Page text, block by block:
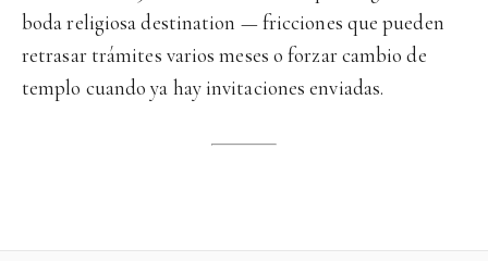
boda religiosa destination — fricciones que pueden
retrasar trámites varios meses o forzar cambio de
templo cuando ya hay invitaciones enviadas.